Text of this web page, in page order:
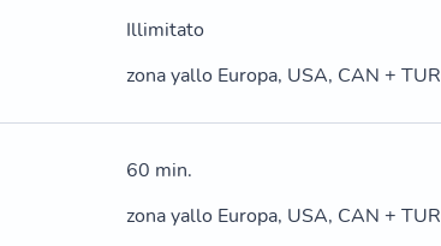
Illimitato
zona yallo Europa, USA, CAN + TUR
60 min.
zona yallo Europa, USA, CAN + TUR